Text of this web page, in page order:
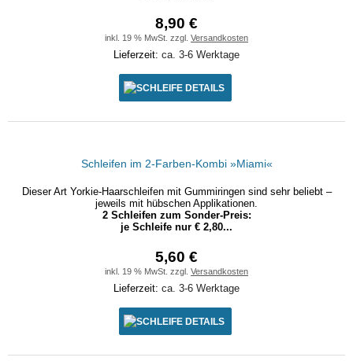
8,90 €
inkl. 19 % MwSt. zzgl. Versandkosten
Lieferzeit: ca. 3-6 Werktage
DETAILS
Schleifen im 2-Farben-Kombi »Miami«
Dieser Art Yorkie-Haarschleifen mit Gummiringen sind sehr beliebt –
jeweils mit hübschen Applikationen.
2 Schleifen zum Sonder-Preis:
je Schleife nur € 2,80...
5,60 €
inkl. 19 % MwSt. zzgl. Versandkosten
Lieferzeit: ca. 3-6 Werktage
DETAILS